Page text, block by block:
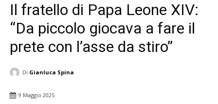
Il fratello di Papa Leone XIV:
“Da piccolo giocava a fare il
prete con l’asse da stiro”
Di Gianluca Spina
9 Maggio 2025